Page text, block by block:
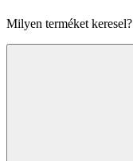
Milyen terméket keresel?